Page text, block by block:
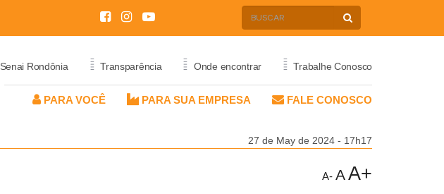
Senai Rondônia = Transparência = Onde encontrar = Trabalhe Conosco
PARA VOCÊ PARA SUA EMPRESA FALE CONOSCO
27 de May de 2024 - 17h17
A- AA+